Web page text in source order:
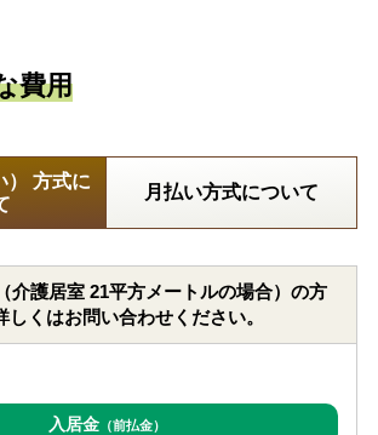
費用
） 方式に
月払い方式について
介護居室 21平方メートルの場合）の方
しくはお問い合わせください。
入居金（前払金）